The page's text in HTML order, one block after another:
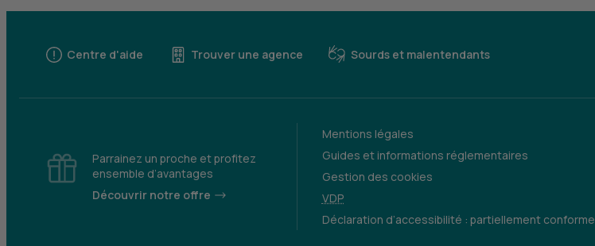
Centre d'aide Trouver une agence Sourds et malentendants
Parrainez un proche et profitez
ensemble d’avantages
Découvrir notre offre
Mentions légales
Guides et informations réglementaires
Gestion des cookies
VDP
Déclaration d’accessibilité : partiellement conforme